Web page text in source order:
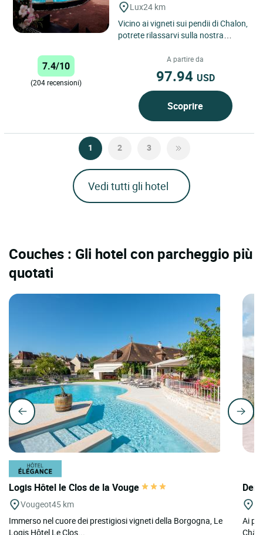
Lux24 km
Vicino ai vigneti sui pendii di Chalon,
potrete rilassarvi sulla nostra
nostro ristorante...
7.4/10
(204 recensioni)
A partire da
97.94 USD
Scoprire
1 2 3
Vedi tutti gli hotel
Couches : Gli hotel con parcheggio più
quotati
Logis Hôtel le Clos de la Vouge
Vougeot45 km
Immerso nel cuore dei prestigiosi vigneti della Borgogna, Le
Logis Hôtel Le Clos...
Ai